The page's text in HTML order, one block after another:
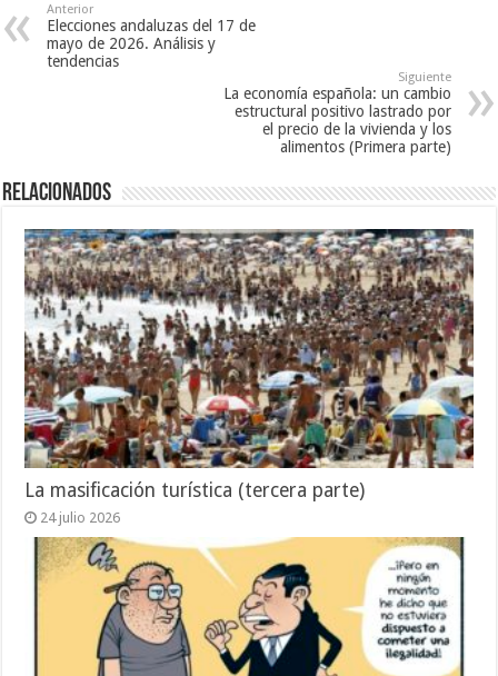
Anterior
Elecciones andaluzas del 17 de
mayo de 2026. Análisis y
tendencias
Siguiente
La economía española: un cambio
estructural positivo lastrado por
el precio de la vivienda y los
alimentos (Primera parte)
Relacionados
La masificación turística (tercera parte)
24 julio 2026